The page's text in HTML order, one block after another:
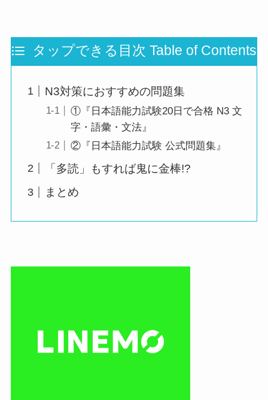
タップできる目次 Table of Contents
N3対策におすすめの問題集
①『日本語能力試験20日で合格 N3 文
字・語彙・文法』
②『日本語能力試験 公式問題集』
「多読」もすれば鬼に金棒!?
まとめ